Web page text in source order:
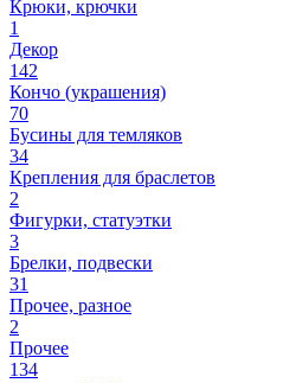
Крюки, крючки
1
Декор
142
Кончо (украшения)
70
Бусины для темляков
34
Крепления для браслетов
2
Фигурки, статуэтки
3
Брелки, подвески
31
Прочее, разное
2
Прочее
134